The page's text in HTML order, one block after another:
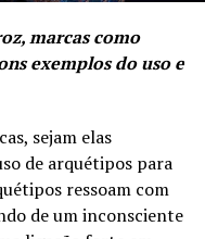
marcas como
exemplos do uso e
sejam elas
de arquétipos para
ressoam com
de um inconsciente